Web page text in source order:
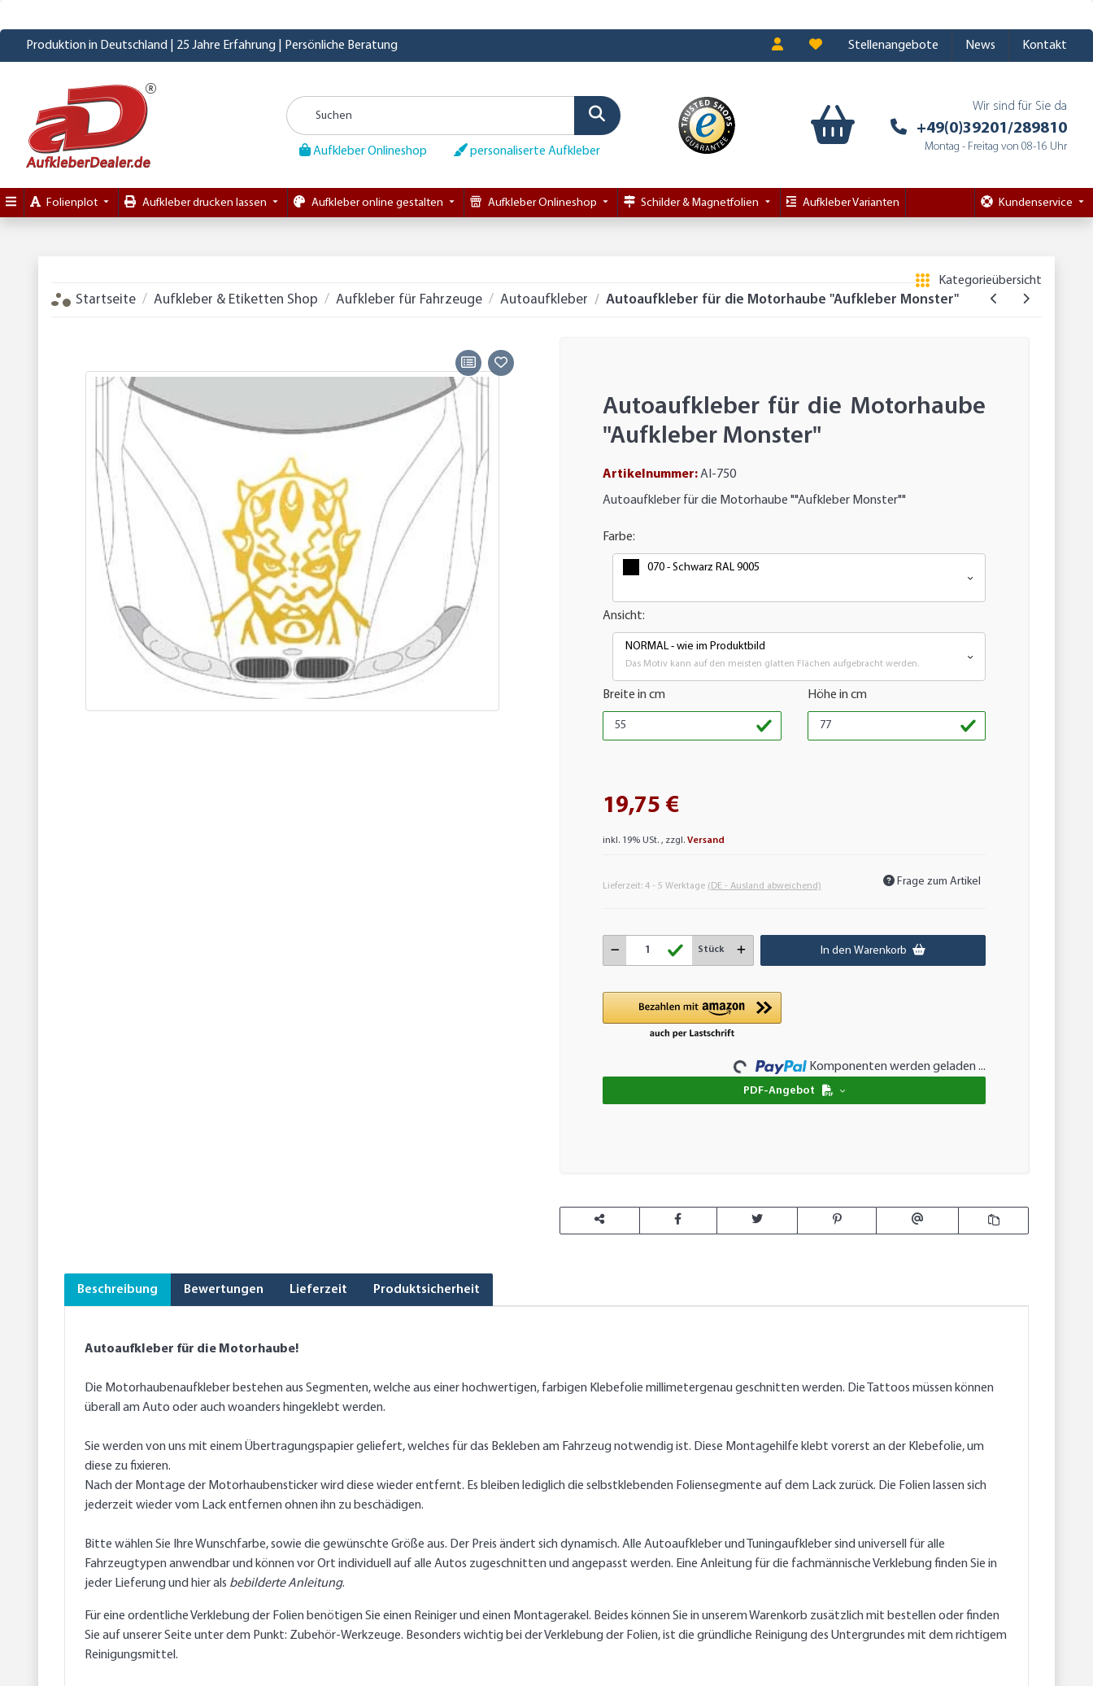
Produktion in Deutschland | 25 Jahre Erfahrung | Persönliche Beratung Stellenangebote News Kontakt
Aufkleber Onlineshop personaliserte Aufkleber
Wir sind für Sie da
+49(0)39201/289810
Montag - Freitag von 08-16 Uhr
Folienplot Aufkleber drucken lassen Aufkleber online gestalten Aufkleber Onlineshop Schilder & Magnetfolien Aufkleber Varianten Kundenservice
Startseite Aufkleber & Etiketten Shop Aufkleber für Fahrzeuge Autoaufkleber Autoaufkleber für die Motorhaube "Aufkleber Monster"
Kategorieübersicht
Autoaufkleber für die Motorhaube
"Aufkleber Monster"
Artikelnummer:AI-750
Autoaufkleber für die Motorhaube ""Aufkleber Monster""
Farbe:
070 - Schwarz RAL 9005
Ansicht:
NORMAL - wie im Produktbild
Das Motiv kann auf den meisten glatten Flächen aufgebracht werden.
Breite in cm Höhe in cm
19,75 €
inkl. 19% USt. , zzgl.Versand
Lieferzeit:4 - 5 Werktage (DE - Ausland abweichend) Frage zum Artikel
Stück In den Warenkorb
Loading... Komponenten werden geladen ...
PDF-Angebot
Beschreibung Bewertungen Lieferzeit Produktsicherheit
Autoaufkleber für die Motorhaube!
Die Motorhaubenaufkleber bestehen aus Segmenten, welche aus einer hochwertigen, farbigen Klebefolie millimetergenau geschnitten werden. Die Tattoos müssen können
überall am Auto oder auch woanders hingeklebt werden.
Sie werden von uns mit einem Übertragungspapier geliefert, welches für das Bekleben am Fahrzeug notwendig ist. Diese Montagehilfe klebt vorerst an der Klebefolie, um
diese zu fixieren.
Nach der Montage der Motorhaubensticker wird diese wieder entfernt. Es bleiben lediglich die selbstklebenden Foliensegmente auf dem Lack zurück. Die Folien lassen sich
jederzeit wieder vom Lack entfernen ohnen ihn zu beschädigen.
Bitte wählen Sie Ihre Wunschfarbe, sowie die gewünschte Größe aus. Der Preis ändert sich dynamisch. Alle Autoaufkleber und Tuningaufkleber sind universell für alle
Fahrzeugtypen anwendbar und können vor Ort individuell auf alle Autos zugeschnitten und angepasst werden. Eine Anleitung für die fachmännische Verklebung finden Sie in
jeder Lieferung und hier als bebilderte Anleitung.
Für eine ordentliche Verklebung der Folien benötigen Sie einen Reiniger und einen Montagerakel. Beides können Sie in unserem Warenkorb zusätzlich mit bestellen oder finden
Sie auf unserer Seite unter dem Punkt: Zubehör-Werkzeuge. Besonders wichtig bei der Verklebung der Folien, ist die gründliche Reinigung des Untergrundes mit dem richtigem
Reinigungsmittel.